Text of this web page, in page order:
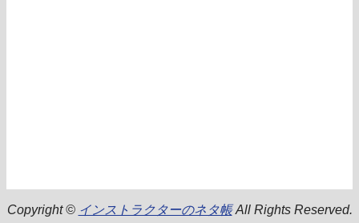
Copyright © インストラクターのネタ帳All Rights Reserved.